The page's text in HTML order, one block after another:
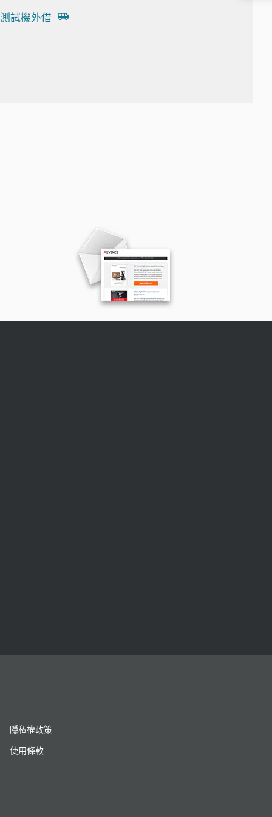
試機外借
隱私權政策
使用條款